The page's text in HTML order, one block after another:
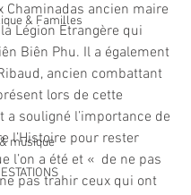
& Familles
musique
Chaminadas ancien maire
Légion Étrangère qui
Biên Phu. Il a également
ancien combattant
lors de cette
a souligné l’importance de
l’Histoire pour rester
l’on a été et «  de ne pas
pas trahir ceux qui ont